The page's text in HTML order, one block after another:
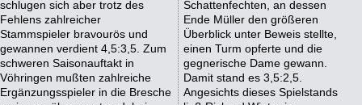
schlugen sich aber trotz des
Fehlens zahlreicher
Stammspieler bravourös und
gewannen verdient 4,5:3,5. Zum
schweren Saisonauftakt in
Vöhringen mußten zahlreiche
Ergänzungsspieler in die Bresche
Schattenfechten, an dessen
Ende Müller den größeren
Überblick unter Beweis stellte,
einen Turm opferte und die
gegnerische Dame gewann.
Damit stand es 3,5:2,5.
Angesichts dieses Spielstands